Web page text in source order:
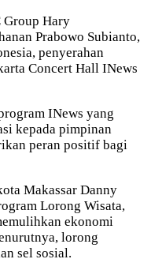
Hary
Prabowo Subianto,
penyerahan
Concert Hall INews
INews yang
kepada pimpinan
peran positif bagi
Makassar Danny
Lorong Wisata,
ekonomi
lorong
sel sosial.